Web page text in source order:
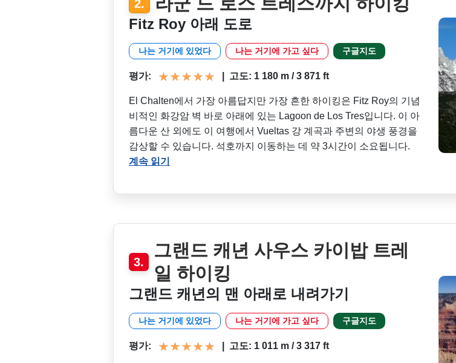
2.
Fitz Roy 아래 도로
나는 거기에 있었다 나는 거기에 가고 싶다 구글지도
평가: 고도: 1 180 m / 3 871 ft
El Chalten에서 가장 아름답지만 가장 흔한 하이킹은 Fitz Roy의 기념
비적인 화강암 벽 바로 아래에 있는 Lagoon de Los Tres입니다. 이 아
름다운 산 외에도 이 여행에서 Vueltas 강 계곡과 주변의 야생 풍경을
감상할 수 있습니다. 석호까지 이동하는 데 약 3시간이 소요됩니다.
계속 읽기
3.
그랜드 캐년 사우스 카이밥 트레
일 하이킹
그랜드 캐년의 맨 아래로 내려가기
나는 거기에 있었다 나는 거기에 가고 싶다 구글지도
평가: 고도: 1 011 m / 3 317 ft